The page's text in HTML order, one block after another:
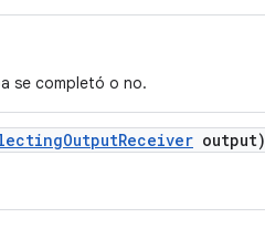
se completó o no.
OutputReceiver output)